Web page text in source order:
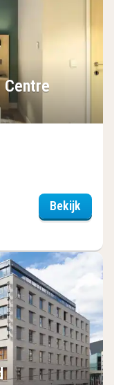
Centre
Bekijk